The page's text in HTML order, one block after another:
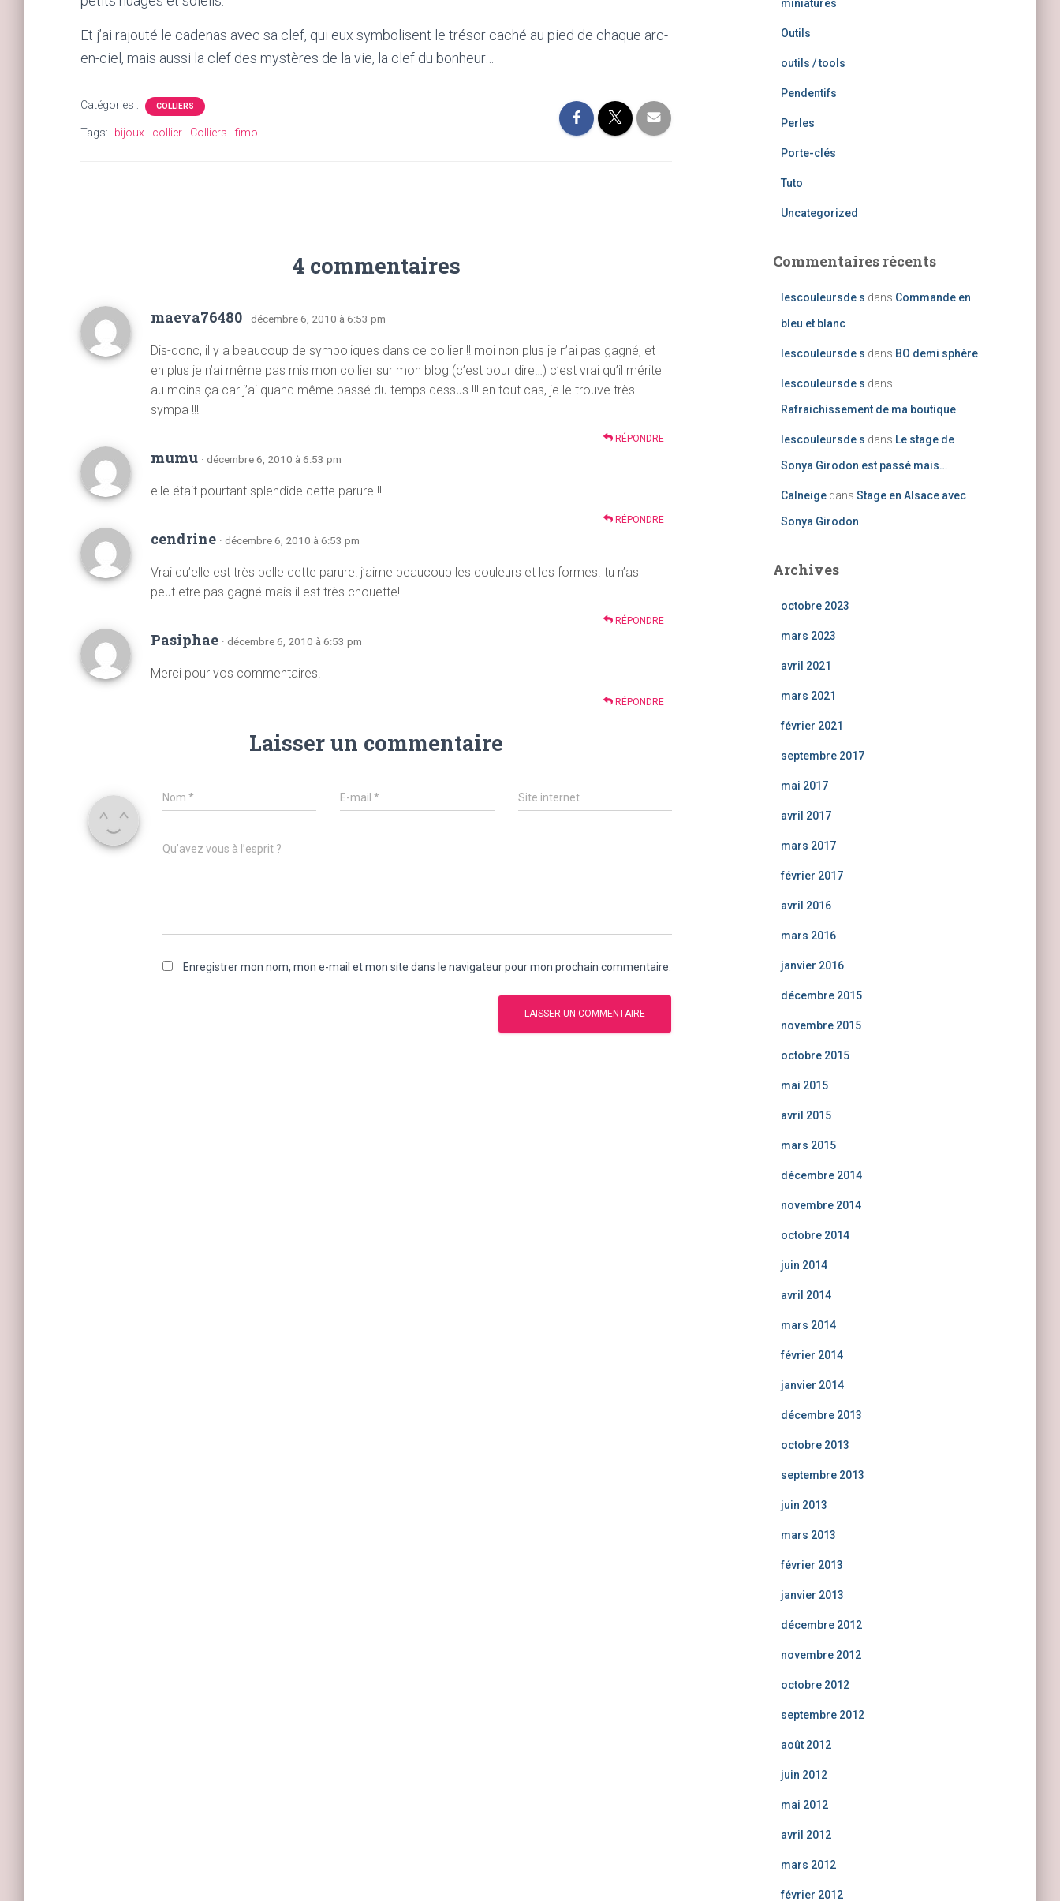
Et j’ai rajouté le cadenas avec sa clef, qui eux symbolisent le trésor caché au pied de chaque arc-
en-ciel, mais aussi la clef des mystères de la vie, la clef du bonheur…
Catégories : COLLIERS
Tags: bijoux collier Colliers fimo
4 commentaires
maeva76480 · décembre 6, 2010 à 6:53 pm
Dis-donc, il y a beaucoup de symboliques dans ce collier !! moi non plus je n’ai pas gagné, et
en plus je n’ai même pas mis mon collier sur mon blog (c’est pour dire…) c’est vrai qu’il mérite
au moins ça car j’ai quand même passé du temps dessus !!! en tout cas, je le trouve très
sympa !!!
RÉPONDRE
mumu · décembre 6, 2010 à 6:53 pm
elle était pourtant splendide cette parure !!
RÉPONDRE
cendrine · décembre 6, 2010 à 6:53 pm
Vrai qu’elle est très belle cette parure! j’aime beaucoup les couleurs et les formes. tu n’as
peut etre pas gagné mais il est très chouette!
RÉPONDRE
Pasiphae · décembre 6, 2010 à 6:53 pm
Merci pour vos commentaires.
RÉPONDRE
Laisser un commentaire
Nom * E-mail* Site internet
Qu’avez vous à l’esprit ?
Enregistrer mon nom, mon e-mail et mon site dans le navigateur pour mon prochain commentaire.
miniatures
Outils
outils / tools
Pendentifs
Perles
Porte-clés
Tuto
Uncategorized
Commentaires récents
lescouleursde s dans Commande en
bleu et blanc
lescouleursde s dans BO demi sphère
lescouleursde s dans
Rafraichissement de ma boutique
lescouleursde s dans Le stage de
Sonya Girodon est passé mais…
Calneigedans Stage en Alsace avec
Sonya Girodon
Archives
octobre 2023
mars 2023
avril 2021
mars 2021
février 2021
septembre 2017
mai 2017
avril 2017
mars 2017
février 2017
avril 2016
mars 2016
janvier 2016
décembre 2015
novembre 2015
octobre 2015
mai 2015
avril 2015
mars 2015
décembre 2014
novembre 2014
octobre 2014
juin 2014
avril 2014
mars 2014
février 2014
janvier 2014
décembre 2013
octobre 2013
septembre 2013
juin 2013
mars 2013
février 2013
janvier 2013
décembre 2012
novembre 2012
octobre 2012
septembre 2012
août 2012
juin 2012
mai 2012
avril 2012
mars 2012
février 2012